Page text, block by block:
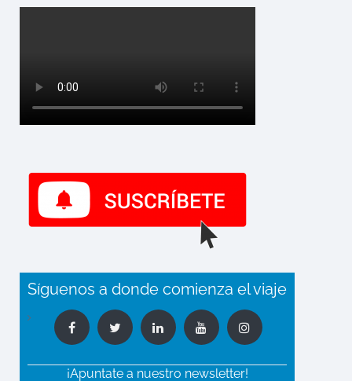
Síguenos a donde comienza el viaje
¡Apuntate a nuestro newsletter!